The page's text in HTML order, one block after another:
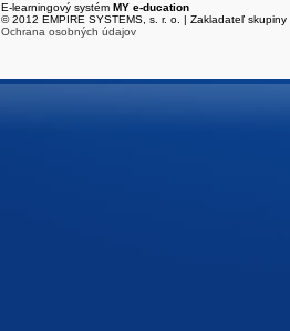
E-learningový systém MY e-ducation
© 2012 EMPIRE SYSTEMS, s. r. o. | Zakladateľ
Ochrana osobných údajov